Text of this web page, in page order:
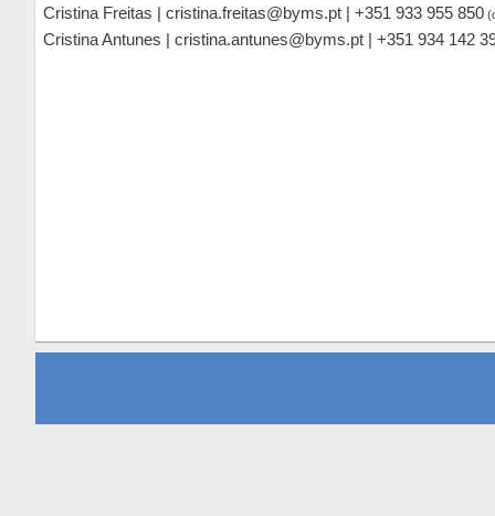
Cristina Freitas | cristina.freitas@byms.pt | +351 933 955 850
Cristina Antunes | cristina.antunes@byms.pt | +351 934 142